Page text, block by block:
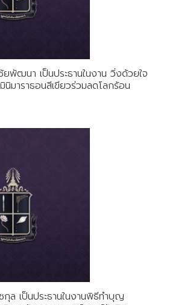
ยพัฒนา เป็นประธานในงาน วิ่งด้วยใจ
นิมาราธอนสีเขียวร่วมลดโลกร้อน
กุล เป็นประธานในงานพิธีทำบุญ